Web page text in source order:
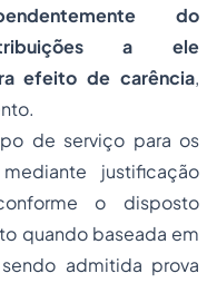
do
a ele
efeito de carência,
de serviço para os
justificação
o disposto
quando baseada em
admitida prova